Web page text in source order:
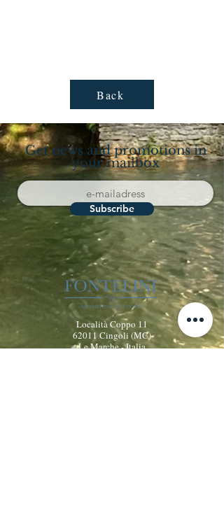
Back
Get news and promotions in
your mailbox
Subscribe
Località Coppo 11
62011 Cingoli (MC)
Le Marche - Italia